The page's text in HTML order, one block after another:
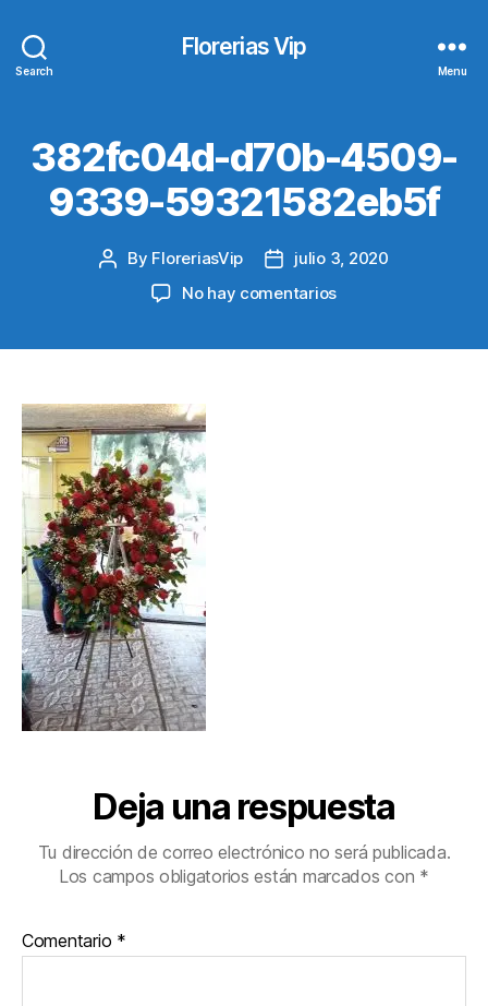
Search
Florerias Vip
Menu
382fc04d-d70b-4509-
9339-59321582eb5f
Post
author
By FloreriasVip
Post
date
julio 3, 2020
No hay comentariosen
Deja una respuesta
Tu dirección de correo electrónico no será publicada.
Los campos obligatorios están marcados con *
Comentario *